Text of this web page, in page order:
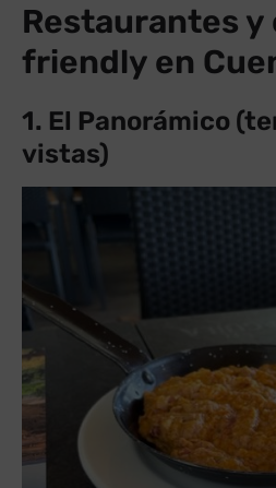
Restaurantes y
friendly en
1. El Panorámico
vistas)